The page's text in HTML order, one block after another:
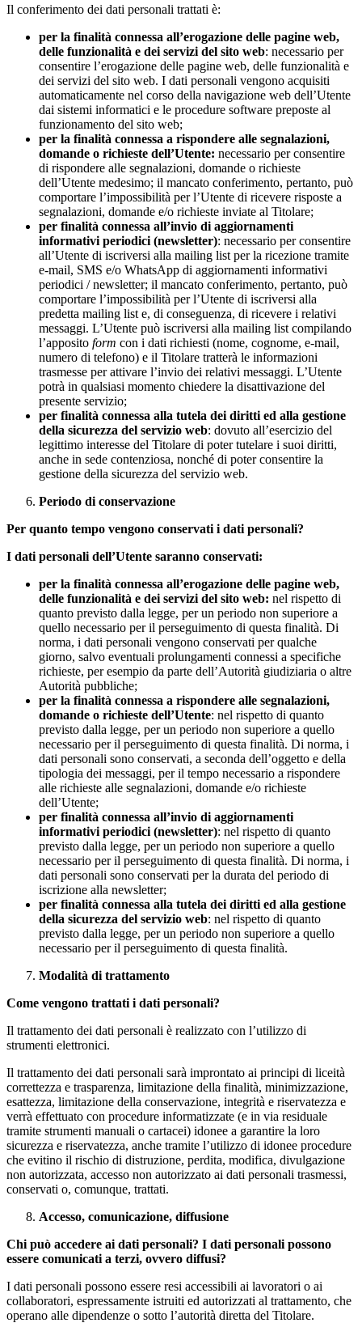
Il conferimento dei dati personali trattati è:
per la finalità connessa all’erogazione delle pagine web,
delle funzionalità e dei servizi del sito web: necessario per
consentire l’erogazione delle pagine web, delle funzionalità e
dei servizi del sito web. I dati personali vengono acquisiti
automaticamente nel corso della navigazione web dell’Utente
dai sistemi informatici e le procedure software preposte al
funzionamento del sito web;
per la finalità connessa a rispondere alle segnalazioni,
domande o richieste dell’Utente: necessario per consentire
di rispondere alle segnalazioni, domande o richieste
dell’Utente medesimo; il mancato conferimento, pertanto, può
comportare l’impossibilità per l’Utente di ricevere risposte a
segnalazioni, domande e/o richieste inviate al Titolare;
per finalità connessa all’invio di aggiornamenti
informativi periodici (newsletter): necessario per consentire
all’Utente di iscriversi alla mailing list per la ricezione tramite
e-mail, SMS e/o WhatsApp di aggiornamenti informativi
periodici / newsletter; il mancato conferimento, pertanto, può
comportare l’impossibilità per l’Utente di iscriversi alla
predetta mailing list e, di conseguenza, di ricevere i relativi
messaggi. L’Utente può iscriversi alla mailing list compilando
l’apposito form con i dati richiesti (nome, cognome, e-mail,
numero di telefono) e il Titolare tratterà le informazioni
trasmesse per attivare l’invio dei relativi messaggi. L’Utente
potrà in qualsiasi momento chiedere la disattivazione del
presente servizio;
per finalità connessa alla tutela dei diritti ed alla gestione
della sicurezza del servizio web: dovuto all’esercizio del
legittimo interesse del Titolare di poter tutelare i suoi diritti,
anche in sede contenziosa, nonché di poter consentire la
gestione della sicurezza del servizio web.
Periodo di conservazione
Per quanto tempo vengono conservati i dati personali?
I dati personali dell’Utente saranno conservati:
per la finalità connessa all’erogazione delle pagine web,
delle funzionalità e dei servizi del sito web: nel rispetto di
quanto previsto dalla legge, per un periodo non superiore a
quello necessario per il perseguimento di questa finalità. Di
norma, i dati personali vengono conservati per qualche
giorno, salvo eventuali prolungamenti connessi a specifiche
richieste, per esempio da parte dell’Autorità giudiziaria o altre
Autorità pubbliche;
per la finalità connessa a rispondere alle segnalazioni,
domande o richieste dell’Utente: nel rispetto di quanto
previsto dalla legge, per un periodo non superiore a quello
necessario per il perseguimento di questa finalità. Di norma, i
dati personali sono conservati, a seconda dell’oggetto e della
tipologia dei messaggi, per il tempo necessario a rispondere
alle richieste alle segnalazioni, domande e/o richieste
dell’Utente;
per finalità connessa all’invio di aggiornamenti
informativi periodici (newsletter): nel rispetto di quanto
previsto dalla legge, per un periodo non superiore a quello
necessario per il perseguimento di questa finalità. Di norma, i
dati personali sono conservati per la durata del periodo di
iscrizione alla newsletter;
per finalità connessa alla tutela dei diritti ed alla gestione
della sicurezza del servizio web: nel rispetto di quanto
previsto dalla legge, per un periodo non superiore a quello
necessario per il perseguimento di questa finalità.
Modalità di trattamento
Come vengono trattati i dati personali?
Il trattamento dei dati personali è realizzato con l’utilizzo di
strumenti elettronici.
Il trattamento dei dati personali sarà improntato ai principi di liceità
correttezza e trasparenza, limitazione della finalità, minimizzazione,
esattezza, limitazione della conservazione, integrità e riservatezza e
verrà effettuato con procedure informatizzate (e in via residuale
tramite strumenti manuali o cartacei) idonee a garantire la loro
sicurezza e riservatezza, anche tramite l’utilizzo di idonee procedure
che evitino il rischio di distruzione, perdita, modifica, divulgazione
non autorizzata, accesso non autorizzato ai dati personali trasmessi,
conservati o, comunque, trattati.
Accesso, comunicazione, diffusione
Chi può accedere ai dati personali? I dati personali possono
essere comunicati a terzi, ovvero diffusi?
I dati personali possono essere resi accessibili ai lavoratori o ai
collaboratori, espressamente istruiti ed autorizzati al trattamento, che
operano alle dipendenze o sotto l’autorità diretta del Titolare.